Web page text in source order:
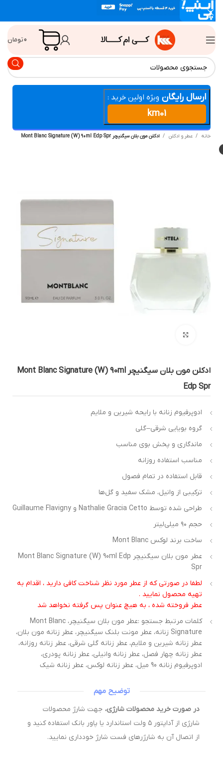
تومان
ارسال رایگان ویژه اولین خرید :
km01
عطر و ادکلن ادکلن مون بلان سیگنیچر Mont Blanc Signature (W) 90ml Edp Spr
بزرگنمایی تصویر
ادکلن مون بلان سیگنیچر Mont Blanc Signature (W) 90ml
Edp
ادوپرفیوم زنانه با رایحه شیرین و ملایم
گروه بویایی شرقی–گلی
ماندگاری و پخش بوی مناسب
مناسب استفاده روزانه
قابل استفاده در تمام فصول
ترکیبی از وانیل، مشک سفید و گل‌ها
طراحی شده توسط Nathalie Gracia Cetto و Guillaume Flavigny
حجم ۹۰ میلی‌لیتر
ساخت برند لوکس Mont Blanc
عطر مون بلان سیگنیچر Mont Blanc Signature (W) 90ml Edp
لطفا در صورتی که از عطر مورد نظر شناخت کافی دارید ، اقدام به
تهیه محصول نمایید .
عطر فروخته شده ، به هیچ عنوان پس گرفته نخواهد شد
کلمات مرتبط جستجو :عطر مون بلان سیگنیچر، Mont Blanc
Signature زنانه، عطر مونت بلنک سیگنیچر، عطر زنانه مون بلان،
عطر زنانه شیرین و ملایم، عطر زنانه گلی شرقی، عطر زنانه روزانه،
عطر زنانه چهار فصل، عطر زنانه وانیلی، عطر زنانه پودری،
ادوپرفیوم زنانه 90 میل، عطر زنانه لوکس، عطر زنانه شیک
توضیح مهم
در صورت خرید محصولات شارژی،جهت شارژ محصولات
شارژی از آداپتور ۵ ولت استاندارد یا پاور بانک استفاده کنید و
از اتصال آن به شارژرهای فست شارژ خودداری نمایید.